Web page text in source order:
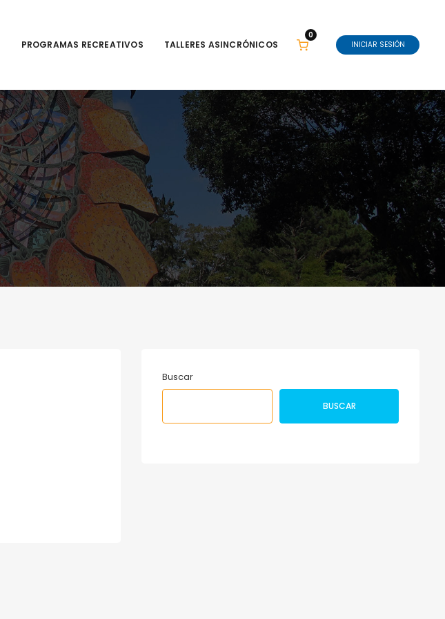
PROGRAMAS RECREATIVOS TALLERES ASINCRÓNICOS
0
INICIAR SESIÓN
Buscar
BUSCAR